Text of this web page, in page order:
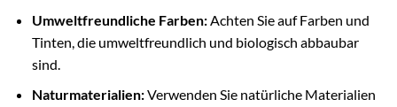
Umweltfreundliche Farben:Achten Sie auf Farben und
Tinten, die umweltfreundlich und biologisch abbaubar
sind.
Naturmaterialien:Verwenden Sie natürliche Materialien